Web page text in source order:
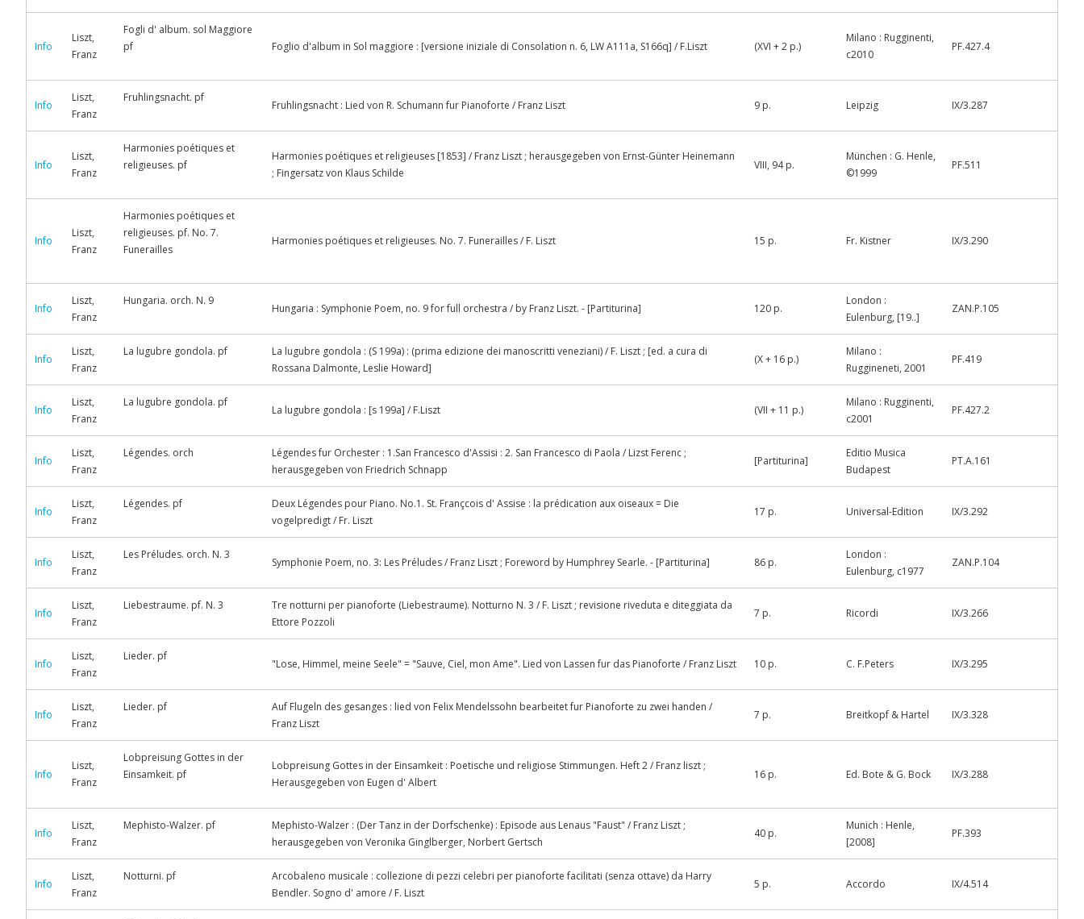
Info
Liszt,
Franz
Fogli d' album. sol Maggiore
pf
Foglio d'album in Sol maggiore : [versione iniziale di Consolation n. 6, LW A111a, S166q] / F.Liszt (XVI + 2 p.)
Milano : Rugginenti,
c2010
PF.427.4
Info
Liszt,
Franz
Fruhlingsnacht. pf
Fruhlingsnacht : Lied von R. Schumann fur Pianoforte / Franz Liszt 9 p. Leipzig IX/3.287
Info
Liszt,
Franz
Harmonies poétiques et
religieuses. pf
Harmonies poétiques et religieuses [1853] / Franz Liszt ; herausgegeben von Ernst-Günter Heinemann
; Fingersatz von Klaus Schilde
VIII, 94 p.
München : G. Henle,
©1999
PF.511
Info
Liszt,
Franz
Harmonies poétiques et
religieuses. pf. No. 7.
Funerailles
Harmonies poétiques et religieuses. No. 7. Funerailles / F. Liszt 15 p. Fr. Kistner IX/3.290
Info
Liszt,
Franz
Hungaria. orch. N. 9
Hungaria : Symphonie Poem, no. 9 for full orchestra / by Franz Liszt. - [Partiturina] 120 p.
London :
Eulenburg, [19..]
ZAN.P.105
Info
Liszt,
Franz
La lugubre gondola. pf
La lugubre gondola : (S 199a) : (prima edizione dei manoscritti veneziani) / F. Liszt ; [ed. a cura di
Rossana Dalmonte, Leslie Howard]
(X + 16 p.)
Milano :
Ruggineneti, 2001
PF.419
Info
Liszt,
Franz
La lugubre gondola. pf
La lugubre gondola : [s 199a] / F.Liszt (VII + 11 p.)
Milano : Rugginenti,
c2001
PF.427.2
Info
Liszt,
Franz
Légendes. orch
Légendes fur Orchester : 1.San Francesco d'Assisi : 2. San Francesco di Paola / Lizst Ferenc ;
herausgegeben von Friedrich Schnapp
[Partiturina]
Editio Musica
Budapest
PT.A.161
Info
Liszt,
Franz
Légendes. pf
Deux Légendes pour Piano. No.1. St. Françcois d' Assise : la prédication aux oiseaux = Die
vogelpredigt / Fr. Liszt
17 p. Universal-Edition IX/3.292
Info
Liszt,
Franz
Les Préludes. orch. N. 3
Symphonie Poem, no. 3: Les Préludes / Franz Liszt ; Foreword by Humphrey Searle. - [Partiturina] 86 p.
London :
Eulenburg, c1977
ZAN.P.104
Info
Liszt,
Franz
Liebestraume. pf. N. 3
Tre notturni per pianoforte (Liebestraume). Notturno N. 3 / F. Liszt ; revisione riveduta e diteggiata da
Ettore Pozzoli
7 p. Ricordi IX/3.266
Info
Liszt,
Franz
Lieder. pf
"Lose, Himmel, meine Seele" = "Sauve, Ciel, mon Ame". Lied von Lassen fur das Pianoforte / Franz Liszt 10 p. C. F.Peters IX/3.295
Info
Liszt,
Franz
Lieder. pf
Auf Flugeln des gesanges : lied von Felix Mendelssohn bearbeitet fur Pianoforte zu zwei handen /
Franz Liszt
7 p. Breitkopf & Hartel IX/3.328
Info
Liszt,
Franz
Lobpreisung Gottes in der
Einsamkeit. pf
Lobpreisung Gottes in der Einsamkeit : Poetische und religiose Stimmungen. Heft 2 / Franz liszt ;
Herausgegeben von Eugen d' Albert
16 p. Ed. Bote & G. Bock IX/3.288
Info
Liszt,
Franz
Mephisto-Walzer. pf
Mephisto-Walzer : (Der Tanz in der Dorfschenke) : Episode aus Lenaus "Faust" / Franz Liszt ;
herausgegeben von Veronika Ginglberger, Norbert Gertsch
40 p.
Munich : Henle,
[2008]
PF.393
Info
Liszt,
Franz
Notturni. pf
Arcobaleno musicale : collezione di pezzi celebri per pianoforte facilitati (senza ottave) da Harry
Bendler. Sogno d' amore / F. Liszt
5 p. Accordo IX/4.514